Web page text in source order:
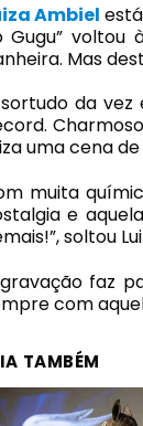
Ambiel
Gugu”
Mas
da vez
uma cena
muita
e
soltou
faz
com
TAMBÉM